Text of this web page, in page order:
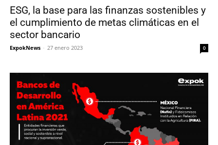
ESG, la base para las finanzas sostenibles y
el cumplimiento de metas climáticas en el
sector bancario
ExpokNews - 27 enero 2023 0